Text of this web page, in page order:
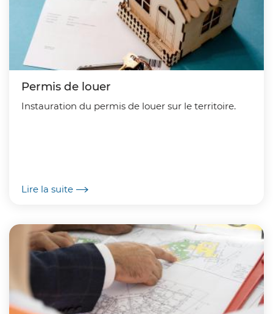
Permis de louer
Instauration du permis de louer sur le territoire.
Lire la suite